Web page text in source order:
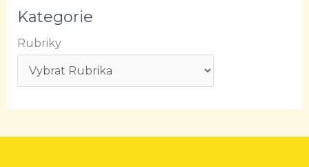
Kategorie
Rubriky